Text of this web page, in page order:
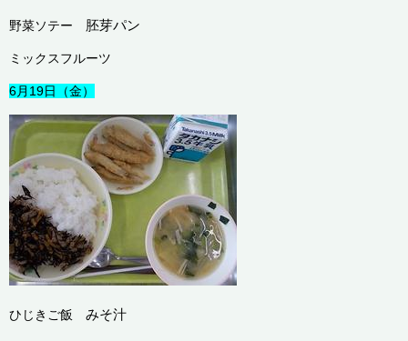
野菜ソテー 胚芽パン
ミックスフルーツ
6月19日（金）
ひじきご飯 みそ汁